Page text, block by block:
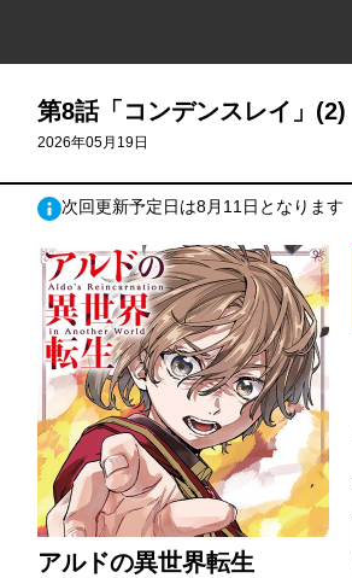
第8話「コンデンスレイ」(2)
2026年05月19日
次回更新予定日は8月11日となります
アルドの異世界転生